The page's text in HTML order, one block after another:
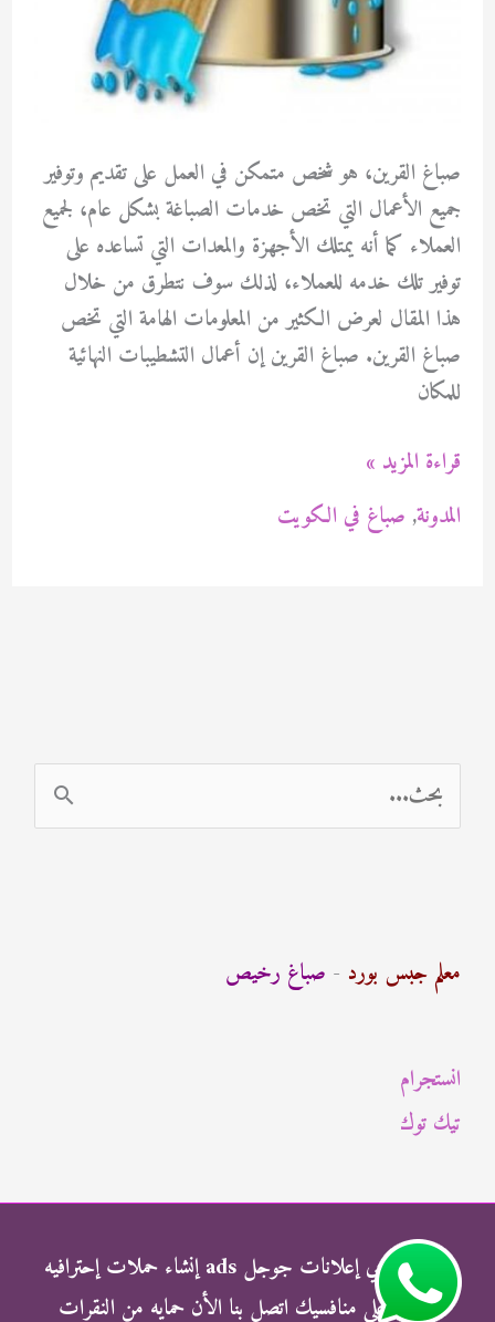
صباغ القرين، هو شخص متمكن في العمل على تقديم وتوفير
جميع الأعمال التي تخص خدمات الصباغة بشكل عام، لجميع
العملاء كما أنه يمتلك الأجهزة والمعدات التي تساعده على
توفير تلك خدمه للعملاء، لذلك سوف نتطرق من خلال
هذا المقال لعرض الكثير من المعلومات الهامة التي تخص
صباغ القرين. صباغ القرين إن أعمال التشطيبات النهائية
للمكان
صباغ
القرين
94471713
قراءة المزيد »
المدونة, صباغ في الكويت
ل
:
معلم جبس بورد - صباغ رخيص
انستجرام
تيك توك
شركة الناجي إعلانات جوجل ads إنشاء حملات إحترافيه
وتفوق علي منافسيك اتصل بنا الأن حمايه من النقرات